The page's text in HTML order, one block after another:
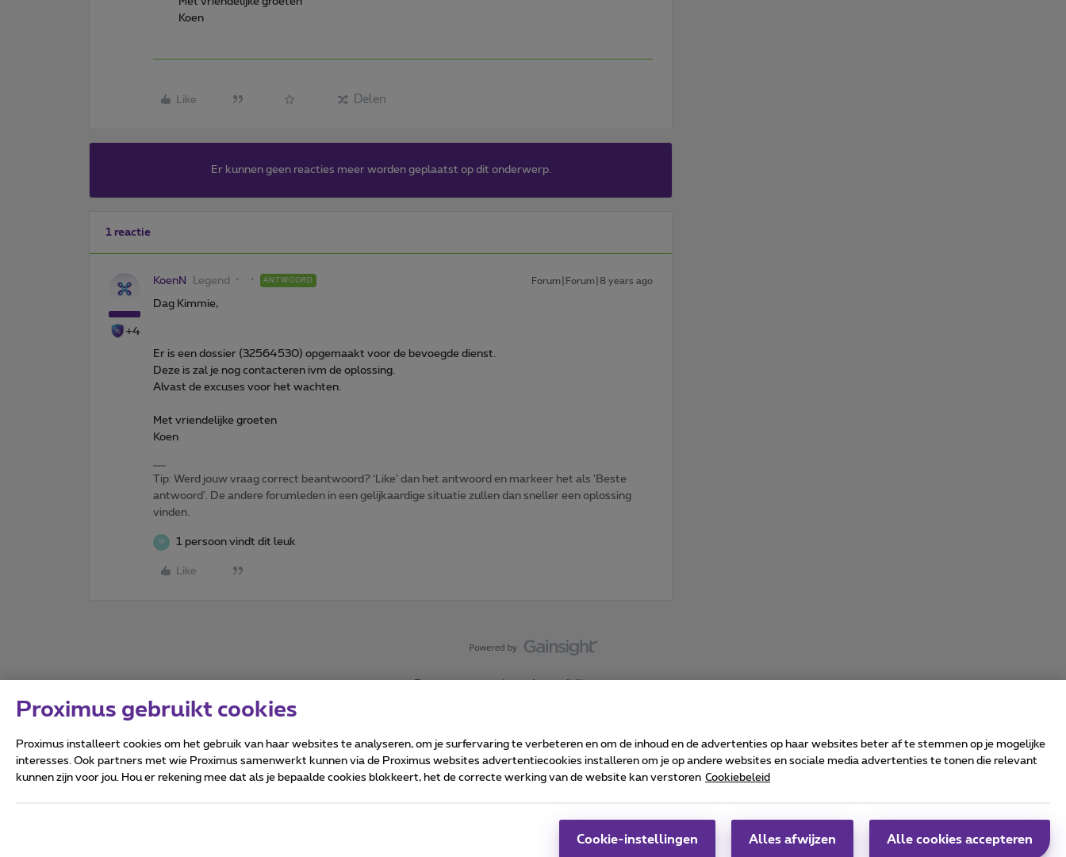
Koen
Like Delen
Er kunnen geen reacties meer worden geplaatst op dit onderwerp.
1 reactie
+4
KoenN Legend ANTWOORD Forum|Forum|8 years ago
Dag Kimmie,
Er is een dossier (32564530) opgemaakt voor de bevoegde dienst.
Deze is zal je nog contacteren ivm de oplossing.
Alvast de excuses voor het wachten.
Met vriendelijke groeten
Koen
Tip: Werd jouw vraag correct beantwoord? ‘Like’ dan het antwoord en markeer het als 'Beste
antwoord'. De andere forumleden in een gelijkaardige situatie zullen dan sneller een oplossing
vinden.
W 1 persoon vindt dit leuk
Like
Forumvoorwaarden Accessibility statement
Alle rechten voorbehouden. ©2026Proximus
Carrier & Wholesale Solutions
Proximus Group
| Telindus
Proximus gebruikt cookies
Proximus installeert cookies om het gebruik van haar websites te analyseren, om je surfervaring te verbeteren en om de inhoud en de advertenties op haar websites beter af te stemmen op je mogelijke
interesses. Ook partners met wie Proximus samenwerkt kunnen via de Proximus websites advertentiecookies installeren om je op andere websites en sociale media advertenties te tonen die relevant
kunnen zijn voor jou. Hou er rekening mee dat als je bepaalde cookies blokkeert, het de correcte werking van de website kan verstoren Cookiebeleid
Cookie-instellingen Alles afwijzen Alle cookies accepteren